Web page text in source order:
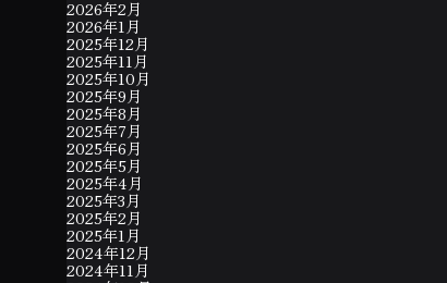
2026年2月
2026年1月
2025年12月
2025年11月
2025年10月
2025年9月
2025年8月
2025年7月
2025年6月
2025年5月
2025年4月
2025年3月
2025年2月
2025年1月
2024年12月
2024年11月